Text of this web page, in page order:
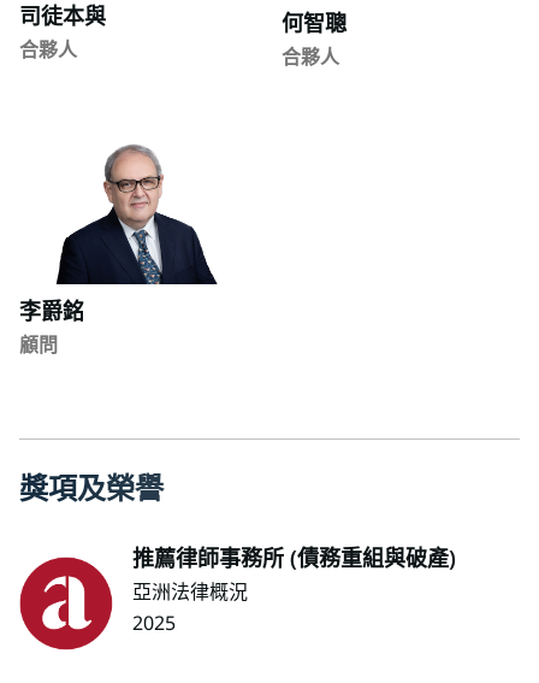
司徒本與
合夥人
何智聰
合夥人
李爵銘
顧問
獎項及榮譽
推薦律師事務所 (債務重組與破產)
亞洲法律概況
2025